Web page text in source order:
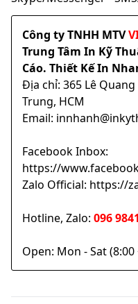
Công ty TNHH MTV
Trung Tâm In Kỹ
Cáo. Thiết Kế In
Địa chỉ: 365 Lê
Trung, HCM
Email:
Facebook Inbox:
https://
Zalo Official: https://
Hotline, Zalo: 096
Open: Mon - Sat (8:00